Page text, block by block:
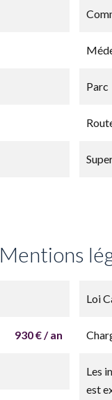
Parc
Mentions
Loi
930 € / an
Les
est